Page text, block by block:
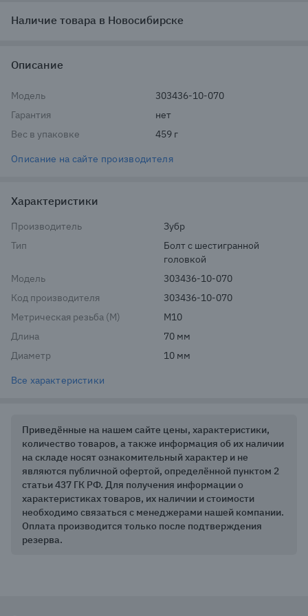
Наличие товара в Новосибирске
Описание
Модель
303436-10-070
Гарантия
нет
Вес в упаковке
459 г
Описание на сайте производителя
Характеристики
Производитель
Зубр
Тип
Болт с шестигранной
головкой
Модель
303436-10-070
Код производителя
303436-10-070
Метрическая резьба (М)
М10
Длина
70 мм
Диаметр
10 мм
Все характеристики
Приведённые на нашем сайте цены, характеристики,
количество товаров, а также информация об их наличии
на складе носят ознакомительный характер и не
являются публичной офертой, определённой пунктом 2
статьи 437 ГК РФ. Для получения информации о
характеристиках товаров, их наличии и стоимости
необходимо связаться с менеджерами нашей компании.
Оплата производится только после подтверждения
резерва.